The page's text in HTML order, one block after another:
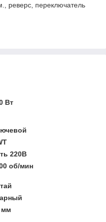
реверс, переключатель
Вт
220В
об/мин
мм